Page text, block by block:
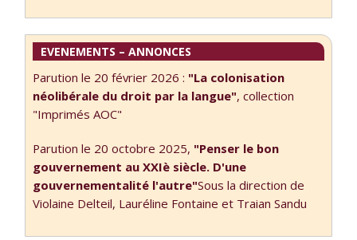
exposées,
notamment …
Dominique
Ritleng. Un …
EVENEMENTS – ANNONCES
Parution le 20 février 2026 : "La colonisation
néolibérale du droit par la langue", collection
"Imprimés AOC"
Parution le 20 octobre 2025, "Penser le bon
gouvernement au XXIè siècle. D'une
gouvernementalité l'autre"Sous la direction de
Violaine Delteil, Lauréline Fontaine et Traian Sandu